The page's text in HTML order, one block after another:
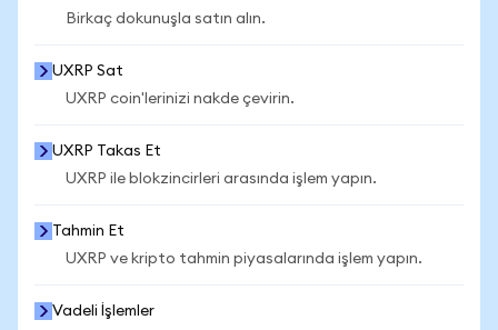
Birkaç dokunuşla satın alın.
UXRP Sat
UXRP coin'lerinizi nakde çevirin.
UXRP Takas Et
UXRP ile blokzincirleri arasında işlem yapın.
Tahmin Et
UXRP ve kripto tahmin piyasalarında işlem yapın.
Vadeli İşlemler